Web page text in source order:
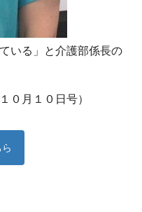
いる」と介護部係長の
０月１０日号）